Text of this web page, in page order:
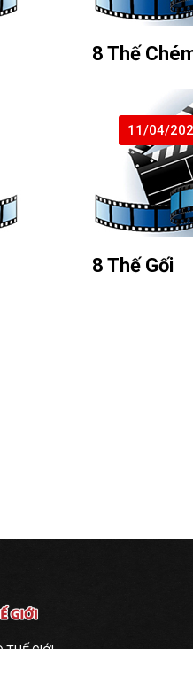
8 Thế
11/04/
8 Thế Gối
THẾ GIỚI